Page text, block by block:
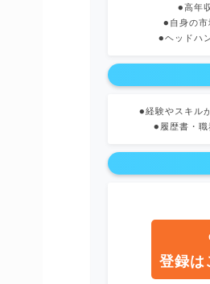
●高年
●自身の市
●ヘッドハ
●経験やスキル
●履歴書・職
登録は